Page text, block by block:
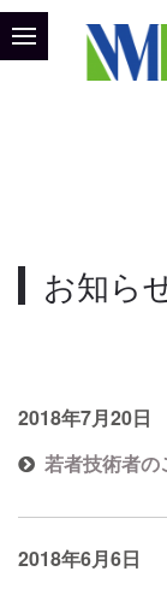
お知ら
2018年7月20日
若者技術者の
2018年6月6日